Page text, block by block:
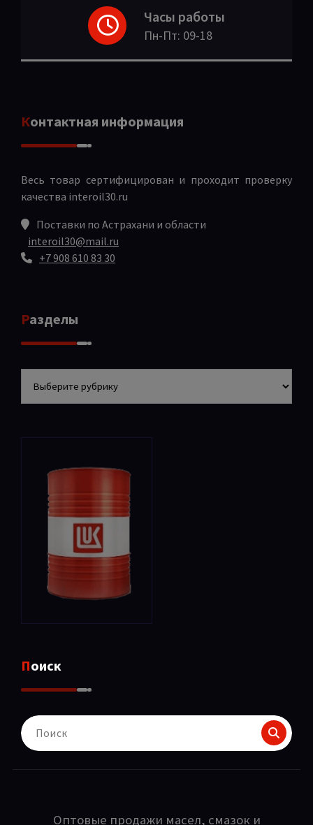
Часы работы
Пн-Пт: 09-18
Контактная информация
Весь товар сертифицирован и проходит проверку
качества interoil30.ru
Поставки по Астрахани и области
interoil30@mail.ru
+7 908 610 83 30
Разделы
Поиск
Поиск
для:
Оптовые продажи масел, смазок и